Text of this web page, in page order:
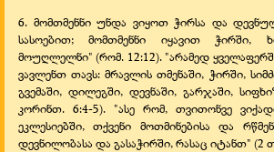
6. მომთმენნი უნდა ვიყოთ ჭირსა და
სასოებით; მომთმენნი იყავით
მოუღლელნი" (რომ. 12:12). "არამედ
ვავლენთ თავს: მრავლის თმენაში, ჭირში,
გვემაში, დილეგში, დევნაში, გარჯაში,
კორინთ. 6:4-5). "ასე რომ, თვითონვე
ეკლესიებში, თქვენი მოთმინებისა და
დევნილობასა და გასაჭირში, რასაც იტანთ" (2